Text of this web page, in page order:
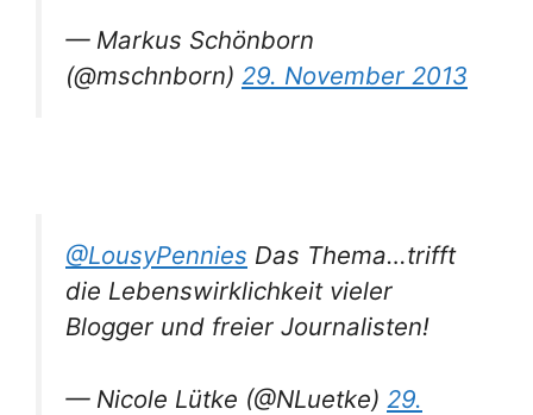
— Markus Schönborn
(@mschnborn) 29. November 2013
@LousyPennies Das Thema…trifft
die Lebenswirklichkeit vieler
Blogger und freier Journalisten!
— Nicole Lütke (@NLuetke) 29.